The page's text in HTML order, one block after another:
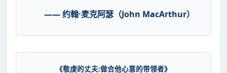
—— 约翰·麦克阿瑟（John MacArthur）
《敬虔的丈夫:做合他心意的带领者》